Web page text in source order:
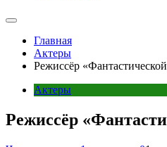
Главная
Актеры
Режиссёр
Актеры
Режиссёр